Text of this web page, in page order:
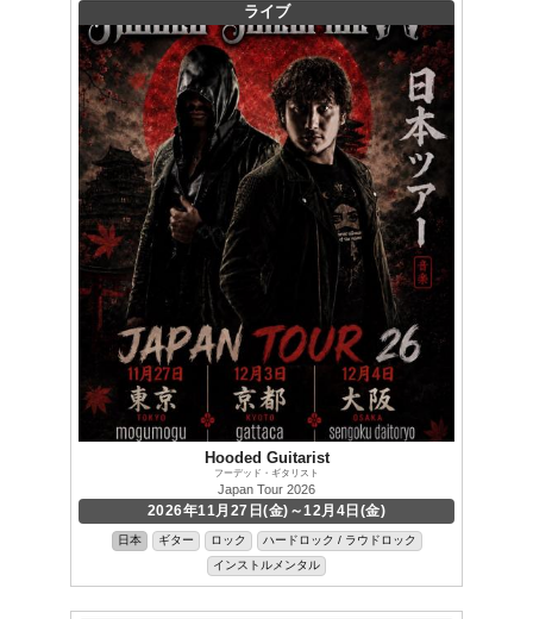
ライブ
Hooded Guitarist
フーデッド・ギタリスト
Japan Tour 2026
2026年11月27日(金)～12月4日(金)
日本 ギター ロック
ハードロック / ラウドロック
インストルメンタル